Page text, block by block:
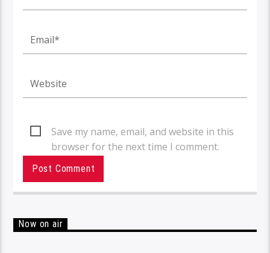
Save my name, email, and website in this
browser for the next time I comment.
Now on air